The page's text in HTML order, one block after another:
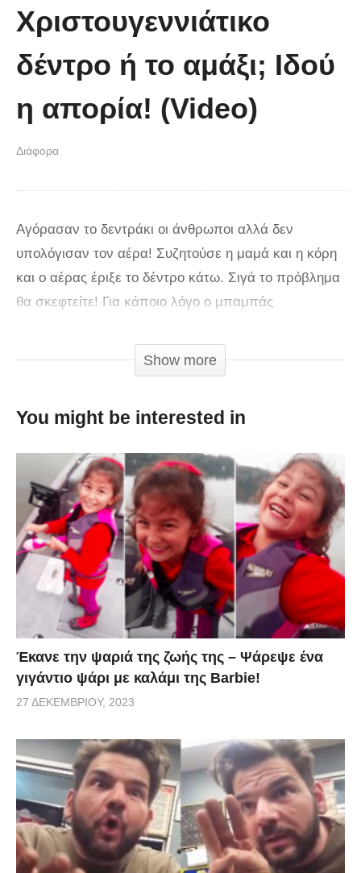
άτυχη μέρα στη δουλειά
Χριστουγεννιάτικο
δέντρο ή το αμάξι; Ιδού
η απορία! (Video)
Διάφορα
Αγόρασαν το δεντράκι οι άνθρωποι αλλά δεν
υπολόγισαν τον αέρα! Συζητούσε η μαμά και η κόρη
και ο αέρας έριξε το δέντρο κάτω. Σιγά το πρόβλημα
θα σκεφτείτε! Για κάποιο λόγο ο μπαμπάς
εκείνος και να σώσει την κατάσταση αλλά δεν
υπολόγισε ότι έτσι θα έχανε το αυτοκίνητο.
Τώρα ποιος άλλος θα το έκανε δεν ξέρω, αλλά εμείς
γυαλιστερό ρε φίλε πως το αφήνεις εκτεθειμένο;;
Πάλι καλά που το έσωσε, τελευταία στιγμή!
treladiko
Show more
You might be interested in
Έκανε την ψαριά της ζωής της – Ψάρεψε ένα
γιγάντιο ψάρι με καλάμι της Barbie!
27 ΔΕΚΕΜΒΡΊΟΥ, 2023